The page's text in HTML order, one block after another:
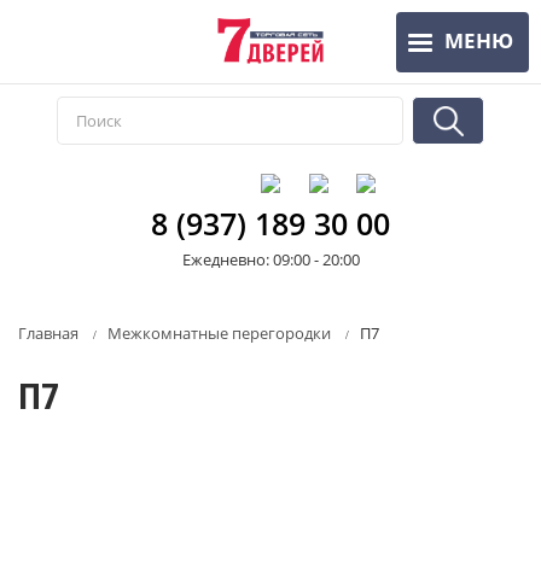
содержанию
МЕНЮ
8 (937) 189 30 00
Ежедневно: 09:00 - 20:00
Главная Межкомнатные перегородки П7
П7